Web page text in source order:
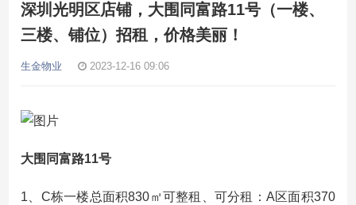
深圳光明区店铺，大围同富路11号（一楼、
三楼、铺位）招租，价格美丽！
生金物业 2023-12-16 09:06
大围同富路11号
1、C栋一楼总面积830㎡可整租、可分租：A区面积370